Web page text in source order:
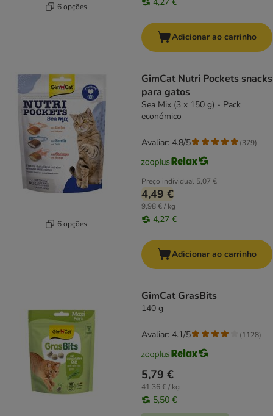
6 opções
Adicionar ao carrinho
6 opções
GimCat Nutri Pockets snacks
para gatos
Sea Mix (3 x 150 g) - Pack
económico
Preço individual 5,07 €
4,49 €
9,98 € / kg
4,27 €
Avaliar: 4.8/5 (379)
Adicionar ao carrinho
GimCat GrasBits
140 g
5,79 €
41,36 € / kg
5,50 €
Avaliar: 4.1/5 (1128)